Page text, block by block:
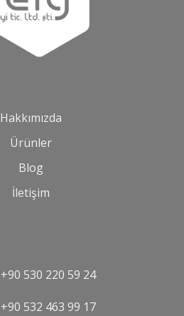
Hakkımızda
Ürünler
Blog
İletişim
+90 530 220 59 24
‪+90 532 463 99 17‬